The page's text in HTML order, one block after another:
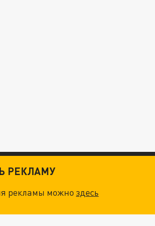
РЕКЛАМУ
рекламы можноздесь